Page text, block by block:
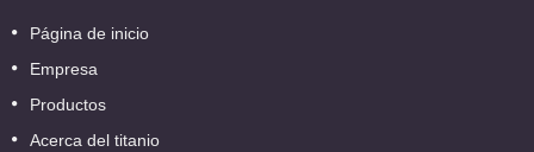
Página de inicio
Empresa
Productos
Acerca del titanio